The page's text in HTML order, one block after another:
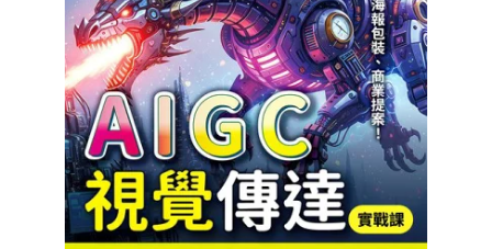
居家生活 3C家電 運動休閒 親子玩具
女裝 男裝 化妝保養 情趣用品
日本購物 電子/紙本書
HOT